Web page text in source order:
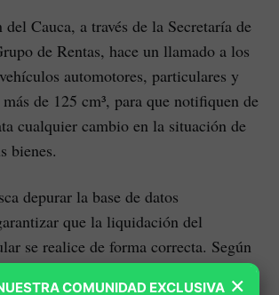
Cauca, a través de la Secretaría de
de Rentas, hace un llamado a los
automotores, particulares y
de 125 cm³, para que notifiquen de
cualquier cambio en la situación de
bienes.
depurar la base de datos
que la liquidación del
se realice de forma correcta. Según
la exactitud de la información
×
COMUNIDAD EXCLUSIVA